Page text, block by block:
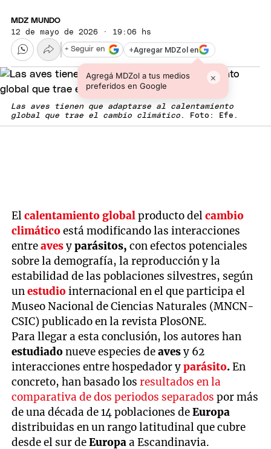
MDZ MUNDO
12 de mayo de 2026 · 19:06 hs
+Agregar MDZol en
Agregá MDZol a tus medios
preferidos en Google
×
+ Seguir en
Las aves tienen que adaptarse al calentamiento
global que trae el cambio climático . Foto: Efe.
Elcalentamiento globalproducto delcambio
climáticoestá modificando las interacciones
entreavesyparásitos, con efectos potenciales
sobre la demografía, la reproducción y la
estabilidad de las poblaciones silvestres, según
unestudiointernacional en el que participa el
Museo Nacional de Ciencias Naturales (MNCN-
CSIC) publicado en la revista PlosONE.
Para llegar a esta conclusión, los autores han
estudiadonueve especies deavesy 62
interacciones entre hospedador yparásito.En
concreto, han basado losresultados en la
comparativa de dos periodos separados por más
de una década de 14 poblaciones deEuropa
distribuidas en un rango latitudinal que cubre
desde el sur deEuropaa Escandinavia.